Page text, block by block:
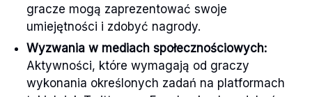
gracze mogą zaprezentować swoje
umiejętności i zdobyć nagrody.
Wyzwania w mediach społecznościowych:
Aktywności, które wymagają od graczy
wykonania określonych zadań na platformach